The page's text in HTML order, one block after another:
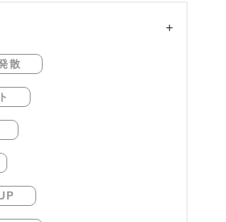
+
散